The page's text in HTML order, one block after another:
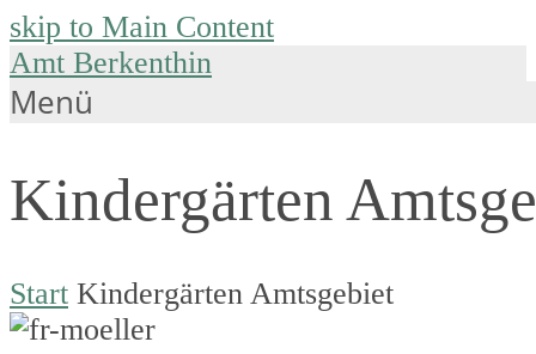
skip to Main Content
Amt Berkenthin
Menü
Kindergärten
Start Kindergärten Amtsgebiet